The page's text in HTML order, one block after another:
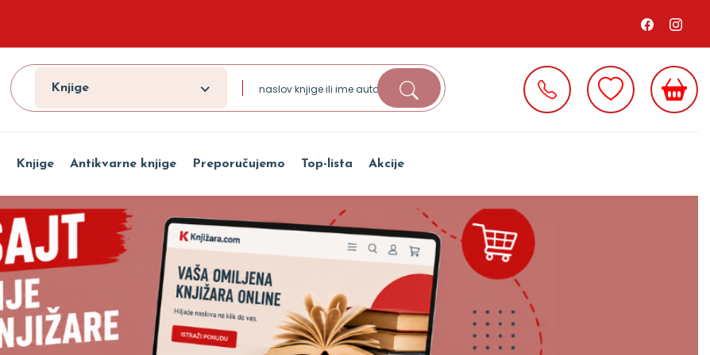
Knjige
Knjige Antikvarne knjige Preporučujemo Top-lista Akcije